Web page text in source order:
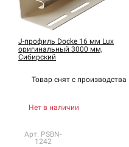
J-профиль Docke 16 мм Lux
оригинальный 3000 мм,
Сибирский
Товар снят с производства
Нет в наличии
Арт. PSBN-
1242